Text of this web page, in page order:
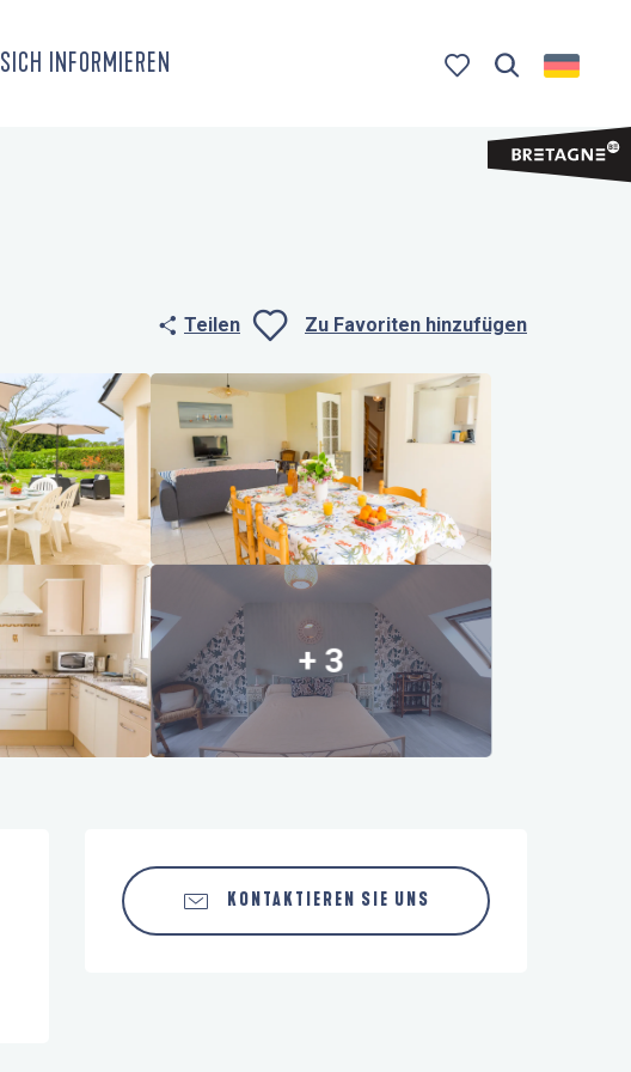
SICH INFORMIEREN
Teilen
Ajouter aux
Zu Favoriten hinzufügen
+ 3
Öffnungszeiten & Kontaktdaten
KONTAKTIEREN SIE UNS